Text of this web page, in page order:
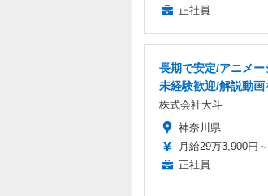
正社員
長期で安定/アニメ
未経験歓迎/解説動画
株式会社大斗
神奈川県
月給29万3,900円
正社員